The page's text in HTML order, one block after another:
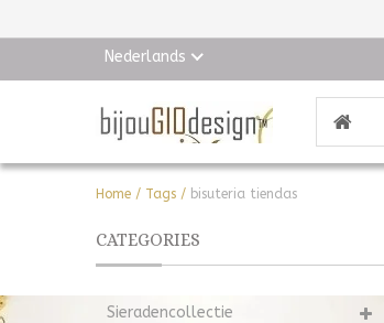
Nederlands
Home / Tags / bisuteria tiendas
CATEGORIES
Sieradencollectie